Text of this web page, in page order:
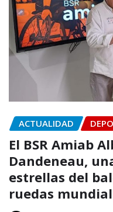
ACTUALIDAD
El BSR Amiab
Dandeneau,
estrellas del
ruedas mundial